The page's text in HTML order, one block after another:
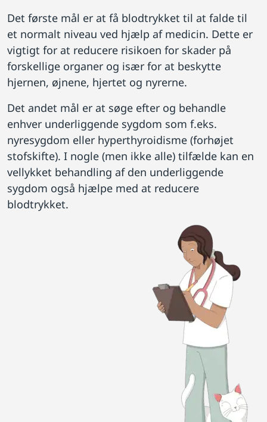
Det første mål er at få blodtrykket til at falde til
et normalt niveau ved hjælp af medicin. Dette er
vigtigt for at reducere risikoen for skader på
forskellige organer og især for at beskytte
hjernen, øjnene, hjertet og nyrerne.
Det andet mål er at søge efter og behandle
enhver underliggende sygdom som f.eks.
nyresygdom eller hyperthyroidisme (forhøjet
stofskifte). I nogle (men ikke alle) tilfælde kan en
vellykket behandling af den underliggende
sygdom også hjælpe med at reducere
blodtrykket.